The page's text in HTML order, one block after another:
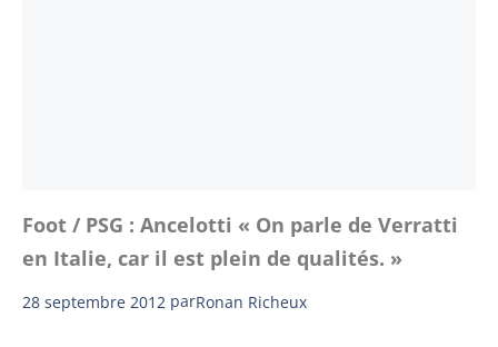
Foot / PSG : Ancelotti « On parle de Verratti
en Italie, car il est plein de qualités. »
28 septembre 2012 parRonan Richeux